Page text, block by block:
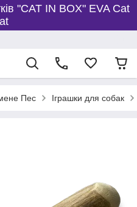
"CAT IN BOX" EVA Cat
Пес Іграшки для собак